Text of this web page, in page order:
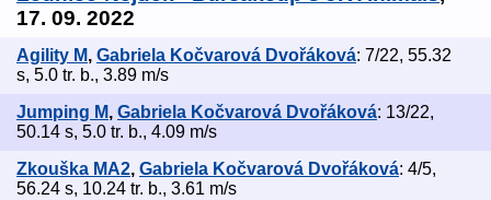
17. 09. 2022
Agility M, Gabriela Kočvarová Dvořáková: 7/22, 55.32
s, 5.0 tr. b., 3.89 m/s
Jumping M, Gabriela Kočvarová Dvořáková: 13/22,
50.14 s, 5.0 tr. b., 4.09 m/s
Zkouška MA2, Gabriela Kočvarová Dvořáková: 4/5,
56.24 s, 10.24 tr. b., 3.61 m/s